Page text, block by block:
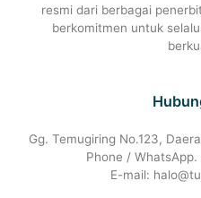
resmi dari berbagai
berkomitmen untuk
Gg. Temugiring No.123,
Phone /
E-mail: